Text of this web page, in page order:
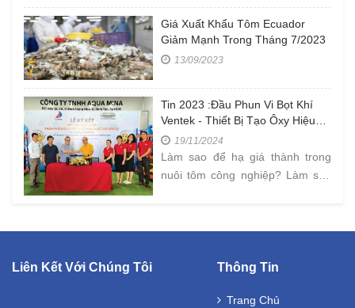
NỒNG ĐỘ OXY TRONG AO " tại
Farm công ty Âu Mỹ AEC ở Cà
Mau với kích
Giá Xuất Khẩu Tôm Ecuador
Giảm Mạnh Trong Tháng 7/2023
13/09/2023
Tin 2023 :Đầu Phun Vi Bọt Khí
Ventek - Thiết Bị Tạo Ôxy Hiệu
Quả Trong Nuôi Tôm Mật Độ Cao
19/11/2024
Làm sao để hạ giá thành trong
nuôi tôm công nghiệp? Làm sao
Liên Kết Với Chúng Tôi Thông Tin
Trang Chủ